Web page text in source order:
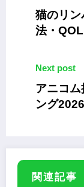
猫のリ
法・
Next post
アニコ
ング2026」 総合1位は7年連
関連記事